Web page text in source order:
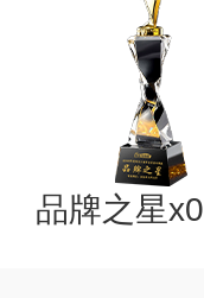
品牌之星x0